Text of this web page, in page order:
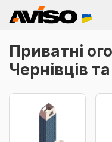
Приватні
Чернівців